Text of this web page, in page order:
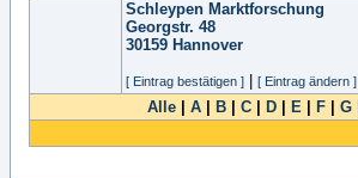
Schleypen Marktforschung
Georgstr. 48
30159 Hannover
[ Eintrag bestätigen ] [ Eintrag ändern ]
Alle A B C D E F G